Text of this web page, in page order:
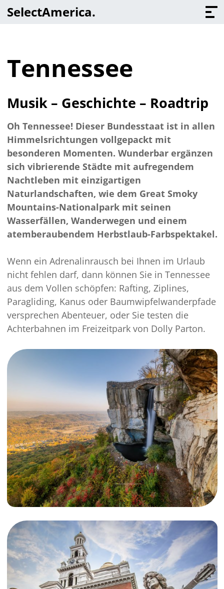
SelectAmerica.
Tennessee
Musik – Geschichte – Roadtrip
Oh Tennessee! Dieser Bundesstaat ist in allen
Himmelsrichtungen vollgepackt mit
besonderen Momenten. Wunderbar ergänzen
sich vibrierende Städte mit aufregendem
Nachtleben mit einzigartigen
Naturlandschaften, wie dem Great Smoky
Mountains-Nationalpark mit seinen
Wasserfällen, Wanderwegen und einem
atemberaubendem Herbstlaub-Farbspektakel.
Wenn ein Adrenalinrausch bei Ihnen im Urlaub
nicht fehlen darf, dann können Sie in Tennessee
aus dem Vollen schöpfen: Rafting, Ziplines,
Paragliding, Kanus oder Baumwipfelwanderpfade
versprechen Abenteuer, oder Sie testen die
Achterbahnen im Freizeitpark von Dolly Parton.